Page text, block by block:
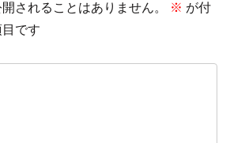
されることはありません。 ※ が付
です